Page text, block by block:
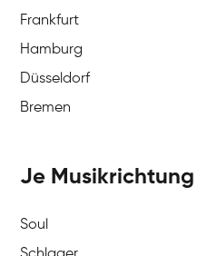
Frankfurt
Hamburg
Düsseldorf
Bremen
Je Musikrichtung
Soul